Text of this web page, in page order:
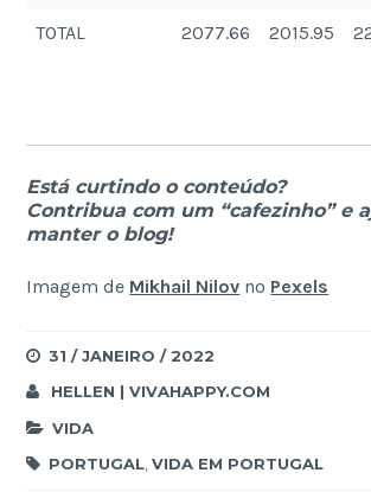
TOTAL 2077.66 2015.95
Está curtindo o conteúdo?
Contribua com um “cafezinho” e
manter o blog!
Imagem de Mikhail Nilov no Pexels
31 / JANEIRO / 2022
HELLEN | VIVAHAPPY.COM
VIDA
PORTUGAL ,VIDA EM PORTUGAL